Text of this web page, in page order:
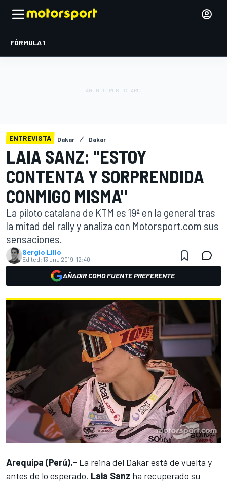
FÓRMULA 1
ENTREVISTA Dakar Dakar
LAIA SANZ: "ESTOY
CONTENTA Y SORPRENDIDA
CONMIGO MISMA"
La piloto catalana de KTM es 19ª en la general tras
la mitad del rally y analiza con Motorsport.com sus
sensaciones.
Sergio Lillo
Edited: 13 ene 2019, 12:40
AÑADIR COMO FUENTE PREFERENTE
Arequipa (Perú).- La reina del Dakar está de vuelta y
antes de lo esperado. Laia Sanz ha recuperado su